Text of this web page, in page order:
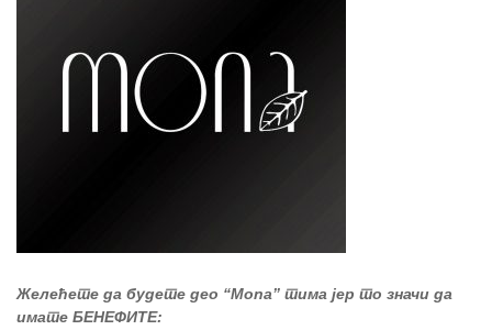
Желећете да будете део “Mona” тима јер то значи да
имате БЕНЕФИТЕ: